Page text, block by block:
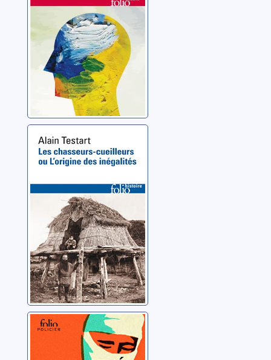
Les chasseurs-
cueilleurs ou
L'origine des
inégalités
Testart, Alain
La disparition de